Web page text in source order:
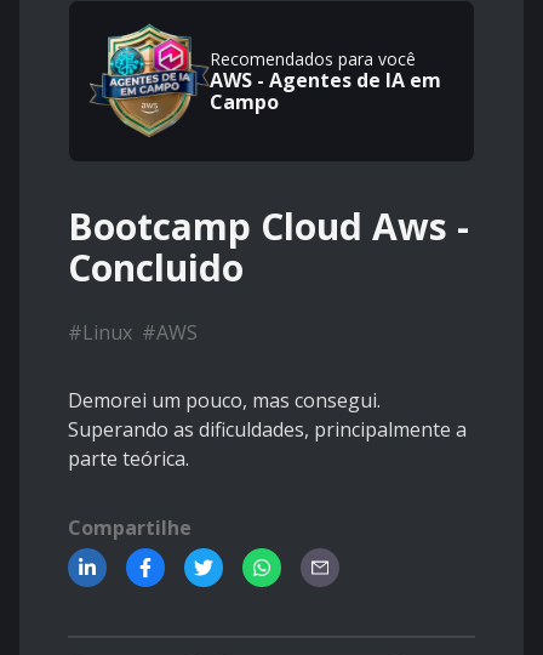
Recomendados para você
AWS - Agentes de IA em
Campo
Bootcamp Cloud Aws -
Concluido
#Linux #AWS
Demorei um pouco, mas consegui.
Superando as dificuldades, principalmente a
parte teórica.
Compartilhe